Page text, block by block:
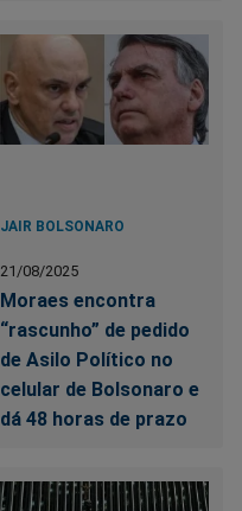
JAIR BOLSONARO
21/08/2025
Moraes encontra
“rascunho” de pedido
de Asilo Político no
celular de Bolsonaro e
dá 48 horas de prazo